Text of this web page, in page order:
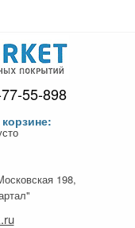
55-898
198,